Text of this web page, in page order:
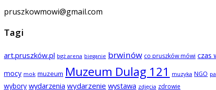
pruszkowmowi@gmail.com
Tagi
art.pruszków.pl bgż arena bieganie brwinów co pruszków mówi czas
mocy mok muzeum Muzeum Dulag 121 muzyka NGO
wybory wydarzenia wydarzenie wystawa zdjęcia zdrowie